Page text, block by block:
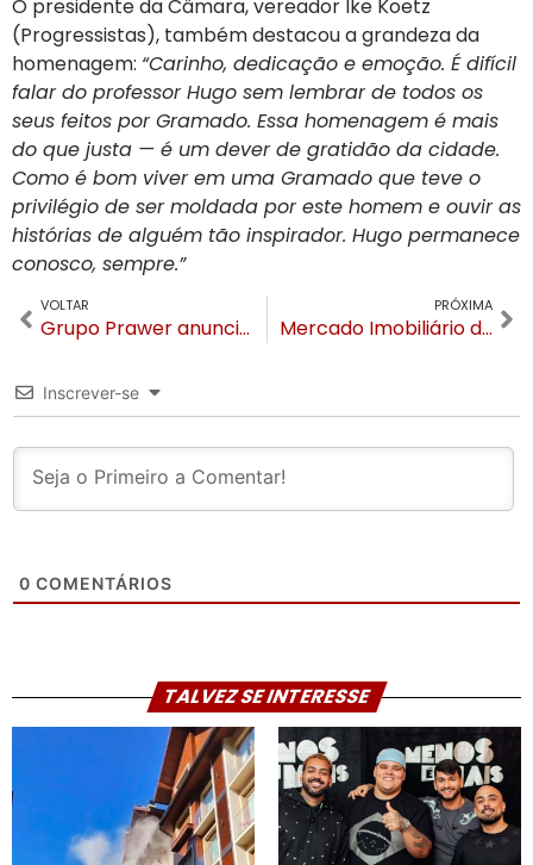
O presidente da Câmara, vereador Ike Koetz
(Progressistas), também destacou a grandeza da
homenagem: “Carinho, dedicação e emoção. É difícil
falar do professor Hugo sem lembrar de todos os
seus feitos por Gramado. Essa homenagem é mais
do que justa — é um dever de gratidão da cidade.
Como é bom viver em uma Gramado que teve o
privilégio de ser moldada por este homem e ouvir as
histórias de alguém tão inspirador. Hugo permanece
conosco, sempre.”
VOLTAR
Grupo Prawer anuncia novo gerente de Marketing
PRÓXIMA
Mercado Imobiliário de Gramado movimenta R$ 2,5 bilhões em 2024 e cresce 4,17%, apesar das chuvas
Inscrever-se
0 COMENTÁRIOS
TALVEZ SE INTERESSE